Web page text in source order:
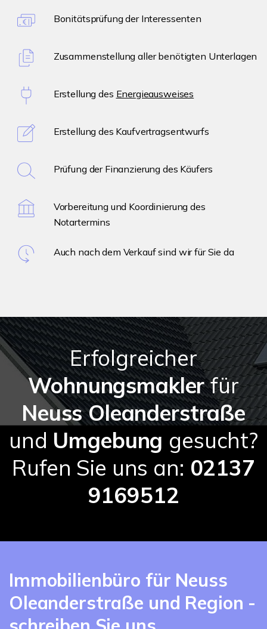
Bonitätsprüfung der Interessenten
Zusammenstellung aller benötigten Unterlagen
Erstellung des Energieausweises
Erstellung des Kaufvertragsentwurfs
Prüfung der Finanzierung des Käufers
Vorbereitung und Koordinierung des
Notartermins
Auch nach dem Verkauf sind wir für Sie da
Erfolgreicher
Wohnungsmaklerfür
Neuss Oleanderstraße
und Umgebung gesucht?
Rufen Sie uns an: 02137
9169512
Immobilienbüro für Neuss
Oleanderstraße und Region -